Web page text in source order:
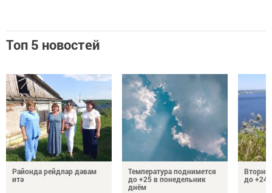
Топ 5 новостей
Районда рейдлар дәвам
итә
Температура поднимется
до +25 в понедельник
днём
до +24